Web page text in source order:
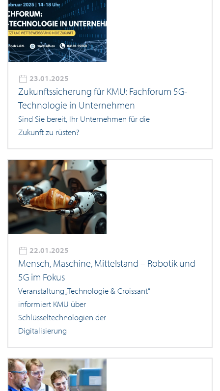
23.01.2025
Zukunftssicherung für KMU: Fachforum 5G-
Technologie in Unternehmen
Sind Sie bereit, Ihr Unternehmen für die
Zukunft zu rüsten?
22.01.2025
Mensch, Maschine, Mittelstand – Robotik und
5G im Fokus
Veranstaltung „Technologie & Croissant“
informiert KMU über
Schlüsseltechnologien der
Digitalisierung